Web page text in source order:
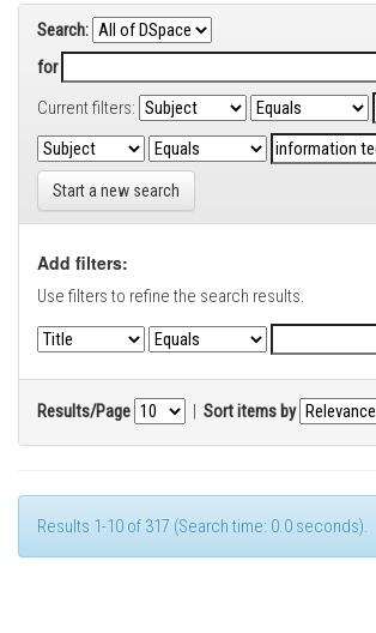
Search:
for
Current filters:
Start a new search
Add filters:
Use filters to refine the search results.
Results/Page | Sort items by
Results 1-10 of 317 (Search time: 0.0 seconds).